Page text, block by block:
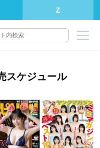
Z
スケジュール